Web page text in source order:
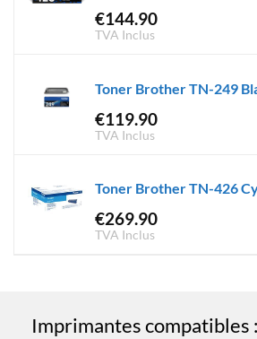
€144.90
TVA Inclus
Toner Brother TN-249
€119.90
TVA Inclus
Toner Brother TN-426
€269.90
TVA Inclus
Imprimantes compatibles :